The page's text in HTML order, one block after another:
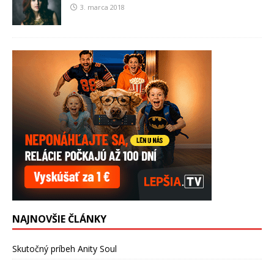
3. marca 2018
NAJNOVŠIE ČLÁNKY
Skutočný príbeh Anity Soul